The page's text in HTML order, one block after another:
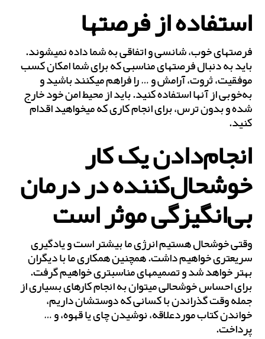
استفاده از فرصت‎ها
فرصت‎های خوب، شانسی و اتفاقی به شما داده نمی‎شوند.
باید به دنبال فرصت‎های مناسبی که برای شما امکان کسب
موفقیت، ثروت، آرامش و … را فراهم می‎کنند باشید و
به‌خوبی از آن‎ها استفاده کنید. باید از محیط امن خود خارج
شده و بدون ترس، برای انجام کاری که می‎خواهید اقدام
کنید.
انجام‌دادن یک کار
خوشحال‌کننده در درمان
بی‌‎انگیزگی موثر است
وقتی خوشحال هستیم انرژی ما بیش‎تر است و یادگیری
سریع‎تری خواهیم داشت. همچنین همکاری ما با دیگران
بهتر خواهد شد و تصمیم‎های مناسب‎تری خواهیم گرفت.
برای احساس خوشحالی می‎توان به انجام کارهای بسیاری از
جمله وقت گذراندن با کسانی که دوستشان داریم،
خواندن کتاب موردعلاقه، نوشیدن چای یا قهوه، و …
پرداخت.